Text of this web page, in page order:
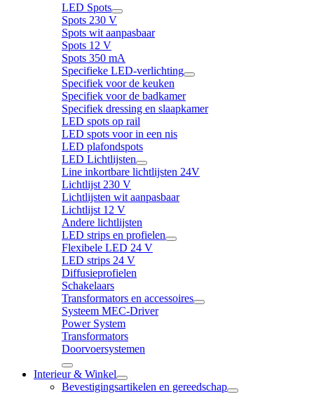
LED Spots
Spots 230 V
Spots wit aanpasbaar
Spots 12 V
Spots 350 mA
Specifieke LED-verlichting
Specifiek voor de keuken
Specifiek voor de badkamer
Specifiek dressing en slaapkamer
LED spots op rail
LED spots voor in een nis
LED plafondspots
LED Lichtlijsten
Line inkortbare lichtlijsten 24V
Lichtlijst 230 V
Lichtlijsten wit aanpasbaar
Lichtlijst 12 V
Andere lichtlijsten
LED strips en profielen
Flexibele LED 24 V
LED strips 24 V
Diffusieprofielen
Schakelaars
Transformators en accessoires
Systeem MEC-Driver
Power System
Transformators
Doorvoersystemen
Interieur & Winkel
Bevestigingsartikelen en gereedschap